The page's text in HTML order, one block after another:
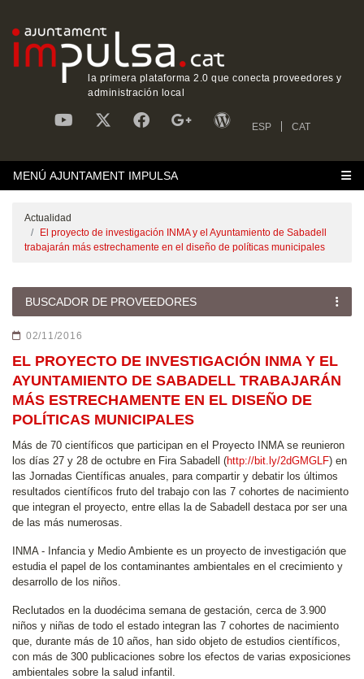
la primera plataforma 2.0 que conecta proveedores y
administración local
ESP CAT
MENÚ AJUNTAMENT IMPULSA
Actualidad
El proyecto de investigación INMA y el Ayuntamiento de Sabadell
trabajarán más estrechamente en el diseño de políticas municipales
BUSCADOR DE PROVEEDORES
02/11/2016
EL PROYECTO DE INVESTIGACIÓN INMA Y EL
AYUNTAMIENTO DE SABADELL TRABAJARÁN
MÁS ESTRECHAMENTE EN EL DISEÑO DE
POLÍTICAS MUNICIPALES
Más de 70 científicos que participan en el Proyecto INMA se reunieron
los días 27 y 28 de octubre en Fira Sabadell (http://bit.ly/2dGMGLF) en
las Jornadas Científicas anuales, para compartir y debatir los últimos
resultados científicos fruto del trabajo con las 7 cohortes de nacimiento
que integran el proyecto, entre ellas la de Sabadell destaca por ser una
de las más numerosas.
INMA - Infancia y Medio Ambiente es un proyecto de investigación que
estudia el papel de los contaminantes ambientales en el crecimiento y
desarrollo de los niños.
Reclutados en la duodécima semana de gestación, cerca de 3.900
niños y niñas de todo el estado integran las 7 cohortes de nacimiento
que, durante más de 10 años, han sido objeto de estudios científicos,
con más de 300 publicaciones sobre los efectos de varias exposiciones
ambientales sobre la salud infantil.